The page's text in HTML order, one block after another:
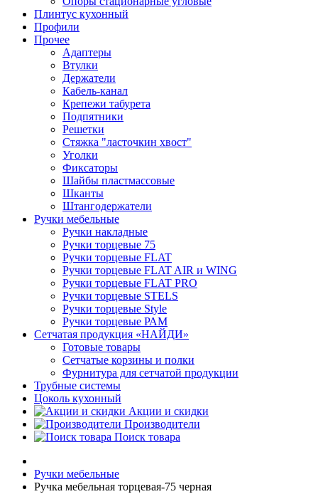
Плинтус кухонный
Профили
Прочее
Адаптеры
Втулки
Держатели
Кабель-канал
Крепежи табурета
Подпятники
Решетки
Стяжка "ласточкин хвост"
Уголки
Фиксаторы
Шайбы пластмассовые
Шканты
Штангодержатели
Ручки мебельные
Ручки накладные
Ручки торцевые 75
Ручки торцевые FLAT
Ручки торцевые FLAT AIR и WING
Ручки торцевые FLAT PRO
Ручки торцевые STELS
Ручки торцевые Style
Ручки торцевые РАМ
Сетчатая продукция «НАЙДИ»
Готовые товары
Сетчатые корзины и полки
Фурнитура для сетчатой продукции
Трубные системы
Цоколь кухонный
Акции и скидки
Производители
Поиск товара
Ручки мебельные
Ручка мебельная торцевая-75 черная